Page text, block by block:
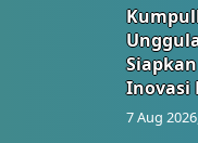
Inovasi
7 Aug